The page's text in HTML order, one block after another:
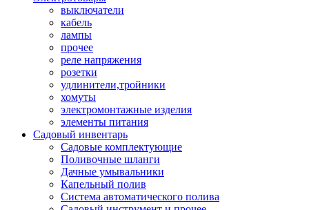
выключатели
кабель
лампы
прочее
реле напряжения
розетки
удлинители,тройники
хомуты
электромонтажные изделия
элементы питания
Садовый инвентарь
Садовые комплектующие
Поливочные шланги
Дачные умывальники
Капельный полив
Система автоматического полива